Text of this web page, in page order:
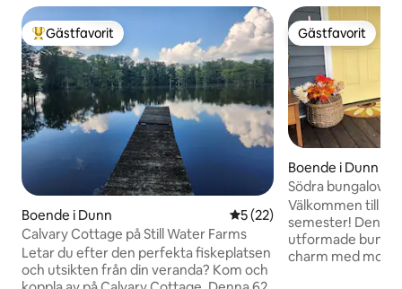
Populär gästfavorit
Gästfavorit
Boende i Dunn 5 av 5 i genomsnittligt
5 (22)
Calvary Cottage på Still Water Farms
Letar du efter den perfekta fiskeplatsen
och utsikten från din veranda? Kom och
Gästfavorit
Gästfavorit
Boende i Dunn
Södra
Välkommen till
semester!
utformade
charm med